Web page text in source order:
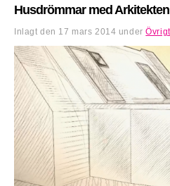
Husdrömmar med
Inlagt den 17 mars 2014 underÖvrigt